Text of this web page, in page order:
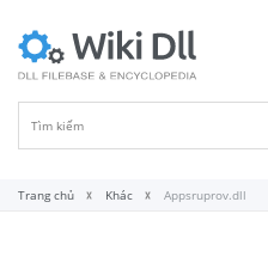
Trang chủ Khác Appsruprov.dll